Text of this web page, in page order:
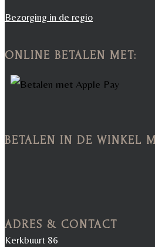
Bezorging in de regio
ONLINE BETALEN MET:
BETALEN IN DE WINKEL
ADRES & CONTACT
Kerkbuurt 86